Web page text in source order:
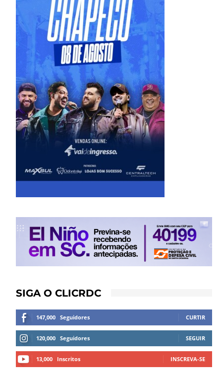
SIGA O CLICRDC
147,000 Seguidores CURTIR
120,000 Seguidores SEGUIR
13,000 Inscritos INSCREVA-SE